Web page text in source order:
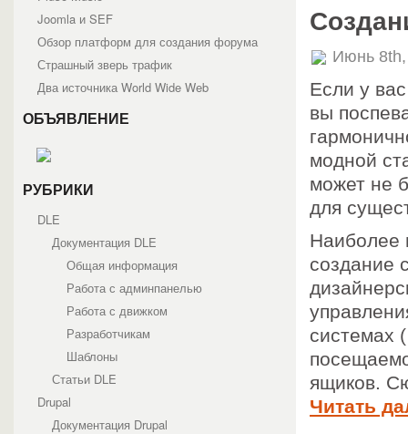
Joomla и SEF
Обзор платформ для создания форума
Страшный зверь трафик
Два источника World Wide Web
ОБЪЯВЛЕНИЕ
РУБРИКИ
DLE
Документация DLE
Общая информация
Работа с админпанелью
Работа с движком
Разработчикам
Шаблоны
Статьи DLE
Drupal
Документация Drupal
Июнь
Если у
вы
модной
может не
для
Наиболее
создание
системах
ящиков.
Читать